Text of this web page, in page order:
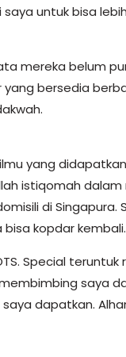
untuk bisa
mereka belum
bersedia
yang
istiqomah
di Singapura.
kopdar kembali.
Special
saya
dapatkan.